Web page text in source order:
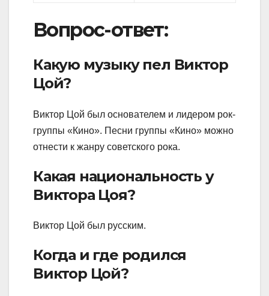
Вопрос-ответ:
Какую музыку пел Виктор
Цой?
Виктор Цой был основателем и лидером рок-
группы «Кино». Песни группы «Кино» можно
отнести к жанру советского рока.
Какая национальность у
Виктора Цоя?
Виктор Цой был русским.
Когда и где родился
Виктор Цой?